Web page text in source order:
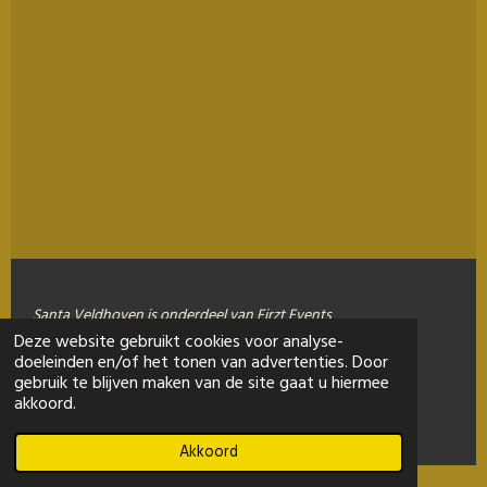
Deze website gebruikt cookies voor analyse-
doeleinden en/of het tonen van advertenties. Door
gebruik te blijven maken van de site gaat u hiermee
akkoord.
Akkoord
Santa Veldhoven is onderdeel van Firzt Events
© 2020 - 2026 Santaveldhoven
Powered by